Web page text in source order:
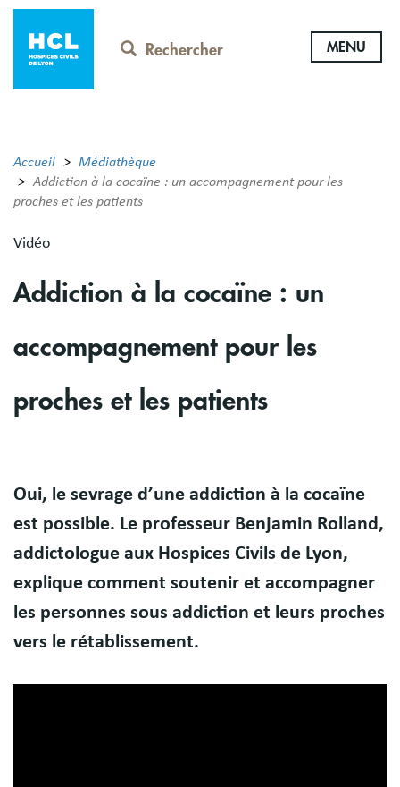
Aller
contenu
principal
Rechercher MENU
Accueil
Médiathèque
Addiction à la cocaïne : un accompagnement pour les
proches et les patients
Vidéo
Addiction à la cocaïne : un
accompagnement pour les
proches et les patients
Body
Oui, le sevrage d’une addiction à la cocaïne
est possible. Le professeur Benjamin Rolland,
addictologue aux Hospices Civils de Lyon,
explique comment soutenir et accompagner
les personnes sous addiction et leurs proches
vers le rétablissement.